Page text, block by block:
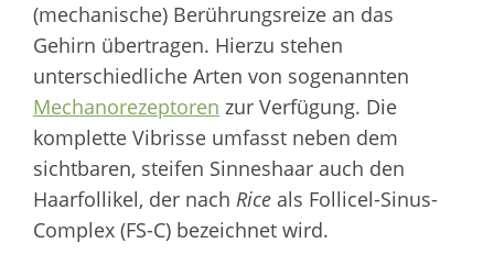
(mechanische) Berührungsreize an das
Gehirn übertragen. Hierzu stehen
unterschiedliche Arten von sogenannten
Mechanorezeptoren zur Verfügung. Die
komplette Vibrisse umfasst neben dem
sichtbaren, steifen Sinneshaar auch den
Haarfollikel, der nach Rice als Follicel-Sinus-
Complex (FS-C) bezeichnet wird.